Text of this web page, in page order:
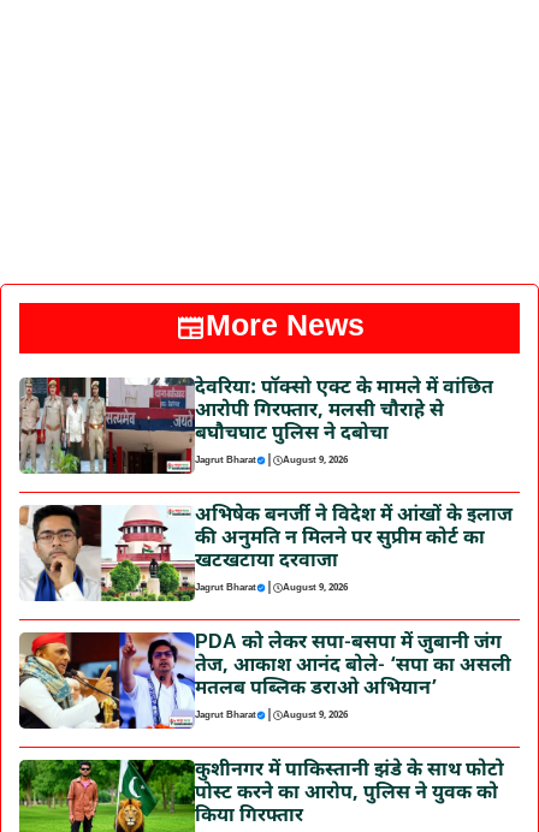
More News
देवरिया: पॉक्सो एक्ट के मामले में वांछित
आरोपी गिरफ्तार, मलसी चौराहे से
बघौचघाट पुलिस ने दबोचा
Jagrut Bharat | August 9, 2026
अभिषेक बनर्जी ने विदेश में आंखों के इलाज
की अनुमति न मिलने पर सुप्रीम कोर्ट का
खटखटाया दरवाजा
Jagrut Bharat | August 9, 2026
PDA को लेकर सपा-बसपा में जुबानी जंग
तेज, आकाश आनंद बोले- ‘सपा का असली
मतलब पब्लिक डराओ अभियान’
Jagrut Bharat | August 9, 2026
कुशीनगर में पाकिस्तानी झंडे के साथ फोटो
पोस्ट करने का आरोप, पुलिस ने युवक को
किया गिरफ्तार